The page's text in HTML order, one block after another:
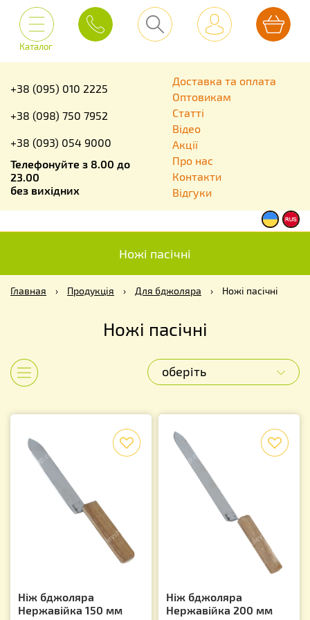
Каталог
+38 (095) 010 2225
+38 (098) 750 7952
+38 (093) 054 9000
Телефонуйте з 8.00 до
23.00
без вихідних
Доставка та оплата
Оптовикам
Статті
Відео
Акції
Про нас
Контакти
Відгуки
Ножі пасічні
Главная › Продукція › Для бджоляра › Ножі пасічні
Ножі пасічні
оберіть
Ніж бджоляра
Нержавійка 150 мм
Ніж бджоляра
Нержавійка 200 мм